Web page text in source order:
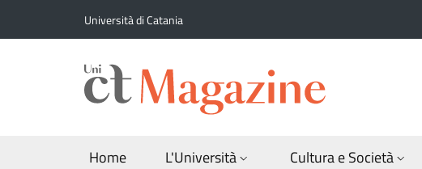
Università di Catania
Home L'Università Cultura e Società